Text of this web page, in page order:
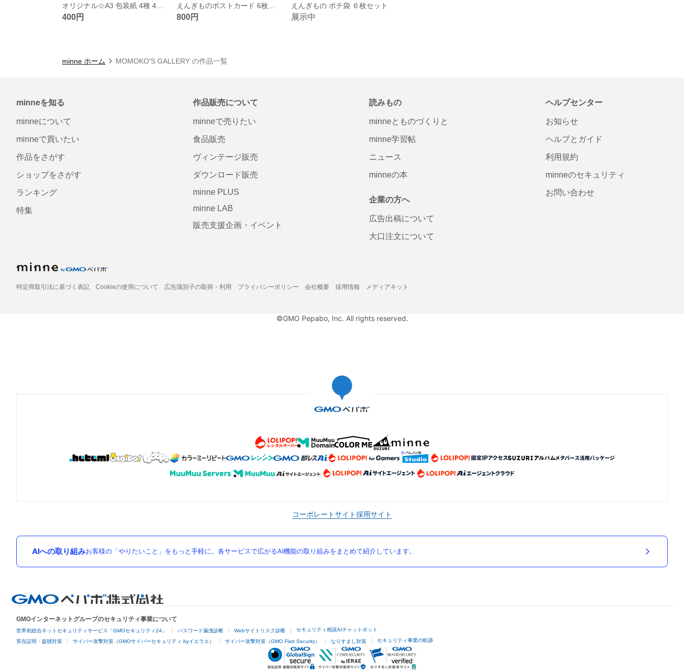
400円 800円
えんぎもの ポチ袋 ６枚セット
展示中
minne ホーム MOMOKO'S GALLERY の作品一覧
minneを知る
minneについて
minneで買いたい
作品をさがす
ショップをさがす
ランキング
特集
作品販売について
minneで売りたい
食品販売
ヴィンテージ販売
ダウンロード販売
minne PLUS
minne LAB
販売支援企画・イベント
読みもの
minneとものづくりと
minne学習帖
ニュース
minneの本
企業の方へ
広告出稿について
大口注文について
ヘルプセンター
お知らせ
ヘルプとガイド
利用規約
minneのセキュリティ
お問い合わせ
特定商取引法に基づく表記 Cookieの使用について 広告識別子の取得・利用 プライバシーポリシー 会社概要 採用情報 メディアキット
©GMO Pepabo, Inc. All rights reserved.
コーポレートサイト採用サイト
AIへの取り組みお客様の「やりたいこと」をもっと手軽に。各サービスで広がるAI機能の取り組みをまとめて紹介しています。
GMOインターネットグループのセキュリティ事業について
世界初総合ネットセキュリティサービス「GMOセキュリティ24」 パスワード漏洩診断 Webサイトリスク診断 セキュリティ相談AIチャットボット
実在証明・盗聴対策 サイバー攻撃対策（GMOサイバーセキュリティ byイエラエ） サイバー攻撃対策（GMO Flatt Security） なりすまし対策 セキュリティ事業の軌跡